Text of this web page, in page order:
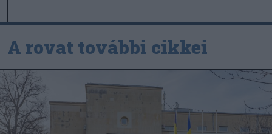
A rovat további cikkei